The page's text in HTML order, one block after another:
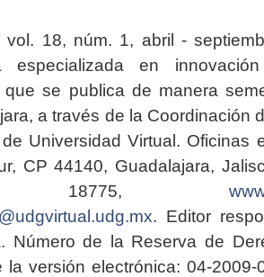
vol. 18, núm. 1, abril -
especializada en
que se publica de manera
a través de la Coordinación
Universidad Virtual. Oficinas
CP 44140, Guadalajara,
18775,
. Editor
Número de la Reserva de
la versión electrónica: 04-2009-